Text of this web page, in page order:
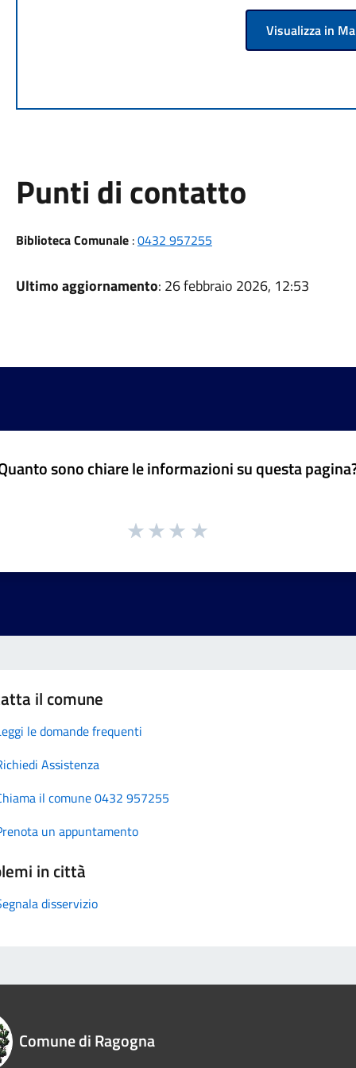
Visualizza in
Punti di contatto
Biblioteca Comunale:0432 957255
Ultimo aggiornamento: 26 febbraio 2026, 12:53
sono chiare le informazioni su questa
il comune
le domande frequenti
Assistenza
il comune 0432 957255
un appuntamento
in città
disservizio
Comune di Ragogna